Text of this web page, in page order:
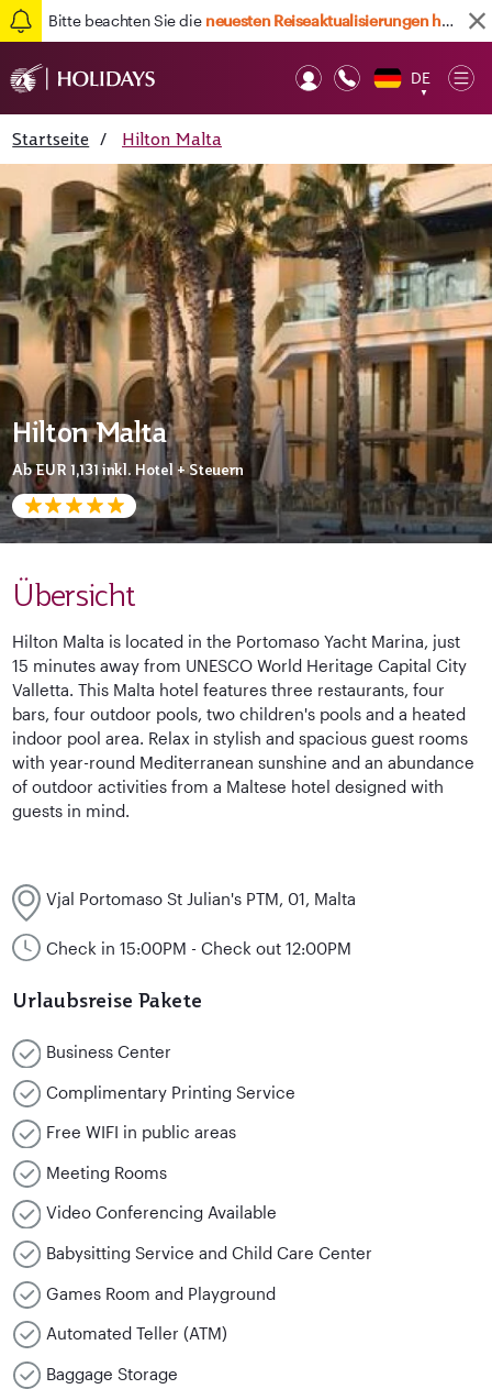
Bitte beachten Sie die neuesten Reiseaktualisierungen hier
DE
▼
Startseite / Hilton Malta
Hilton Malta
AbEUR 1,131inkl. Hotel + Steuern
Übersicht
Hilton Malta is located in the Portomaso Yacht Marina, just
15 minutes away from UNESCO World Heritage Capital City
Valletta. This Malta hotel features three restaurants, four
bars, four outdoor pools, two children's pools and a heated
indoor pool area. Relax in stylish and spacious guest rooms
with year-round Mediterranean sunshine and an abundance
of outdoor activities from a Maltese hotel designed with
guests in mind.
Vjal Portomaso St Julian's PTM, 01, Malta
Check in 15:00PM - Check out 12:00PM
Urlaubsreise Pakete
Business Center
Complimentary Printing Service
Free WIFI in public areas
Meeting Rooms
Video Conferencing Available
Babysitting Service and Child Care Center
Games Room and Playground
Automated Teller (ATM)
Baggage Storage